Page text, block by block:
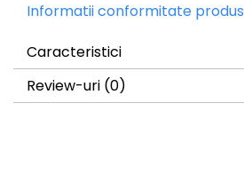
Informatii conformitate produs
Caracteristici
Review-uri (0)